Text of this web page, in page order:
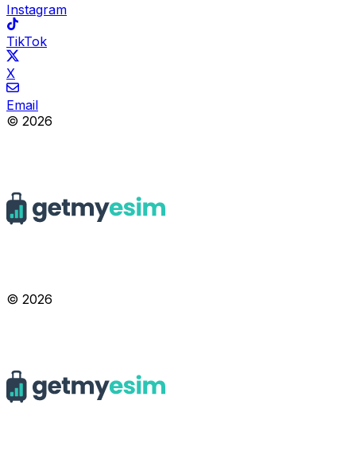
Instagram
TikTok
X
Email
© 2026
© 2026